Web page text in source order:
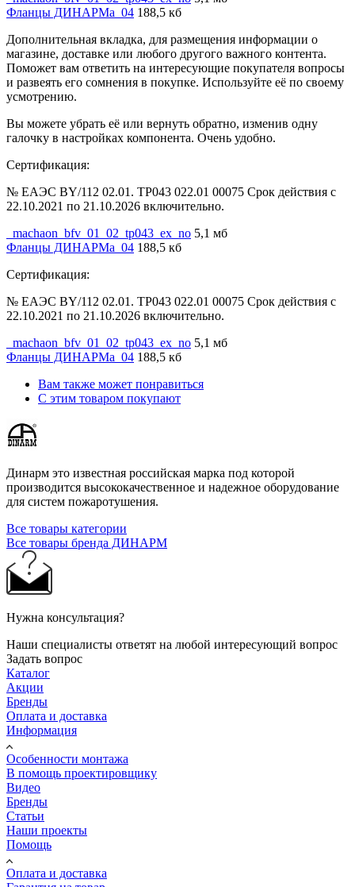
Фланцы ДИНАРМа_04 188,5 кб
Дополнительная вкладка, для размещения информации о
магазине, доставке или любого другого важного контента.
Поможет вам ответить на интересующие покупателя вопросы
и развеять его сомнения в покупке. Используйте её по своему
усмотрению.
Вы можете убрать её или вернуть обратно, изменив одну
галочку в настройках компонента. Очень удобно.
Сертификация:
№ ЕАЭС BY/112 02.01. ТР043 022.01 00075 Срок действия с
22.10.2021 по 21.10.2026 включительно.
_machaon_bfv_01_02_tp043_ex_no 5,1 мб
Фланцы ДИНАРМа_04 188,5 кб
Сертификация:
№ ЕАЭС BY/112 02.01. ТР043 022.01 00075 Срок действия с
22.10.2021 по 21.10.2026 включительно.
_machaon_bfv_01_02_tp043_ex_no 5,1 мб
Фланцы ДИНАРМа_04 188,5 кб
Вам также может понравиться
С этим товаром покупают
Динарм это известная российская марка под которой
производится высококачественное и надежное оборудование
для систем пожаротушения.
Все товары категории
Все товары бренда ДИНАРМ
Нужна консультация?
Наши специалисты ответят на любой интересующий вопрос
Задать вопрос
Каталог
Акции
Бренды
Оплата и доставка
Информация
Особенности монтажа
В помощь проектировщику
Видео
Бренды
Статьи
Наши проекты
Помощь
Оплата и доставка